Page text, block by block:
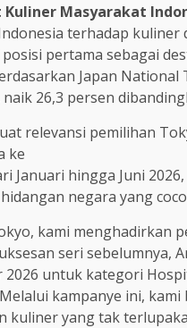
Kuliner Masyarakat
terhadap
posisi pertama sebagai
Japan
26,3 persen
relevansi pemilihan
ke
Januari hingga Juni
negara yang
kami
seri sebelumnya,
2026 untuk kategori
kampanye ini,
kuliner yang tak